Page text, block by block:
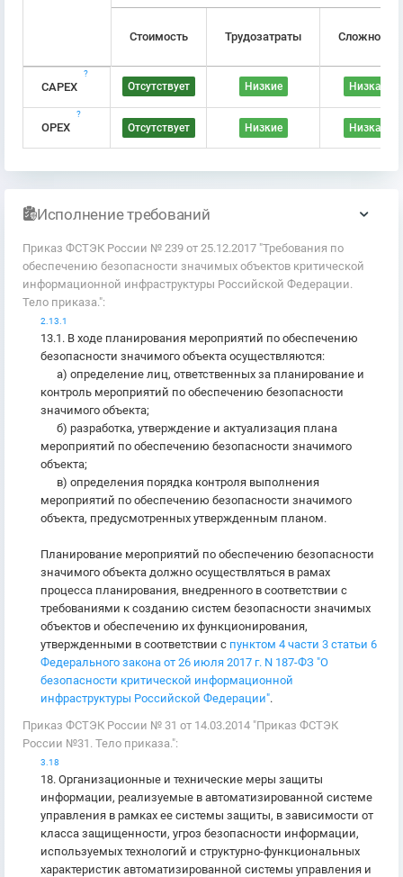
Стоимость Трудозатраты Сложность
CAPEX
?
Отсутствует Низкие Низкая
OPEX
?
Отсутствует Низкие Низкая
Исполнение требований
Приказ ФСТЭК России № 239 от 25.12.2017 "Требования по
обеспечению безопасности значимых объектов критической
информационной инфраструктуры Российской Федерации.
Тело приказа.":
2.13.1
13.1. В ходе планирования мероприятий по обеспечению
безопасности значимого объекта осуществляются:
а) определение лиц, ответственных за планирование и
контроль мероприятий по обеспечению безопасности
значимого объекта;
б) разработка, утверждение и актуализация плана
мероприятий по обеспечению безопасности значимого
объекта;
в) определения порядка контроля выполнения
мероприятий по обеспечению безопасности значимого
объекта, предусмотренных утвержденным планом.
Планирование мероприятий по обеспечению безопасности
значимого объекта должно осуществляться в рамах
процесса планирования, внедренного в соответствии с
требованиями к созданию систем безопасности значимых
объектов и обеспечению их функционирования,
утвержденными в соответствии с пунктом 4 части 3 статьи 6
Федерального закона от 26 июля 2017 г. N 187-ФЗ "О
безопасности критической информационной
инфраструктуры Российской Федерации".
Приказ ФСТЭК России № 31 от 14.03.2014 "Приказ ФСТЭК
России №31. Тело приказа.":
3.18
18. Организационные и технические меры защиты
информации, реализуемые в автоматизированной системе
управления в рамках ее системы защиты, в зависимости от
класса защищенности, угроз безопасности информации,
используемых технологий и структурно-функциональных
характеристик автоматизированной системы управления и